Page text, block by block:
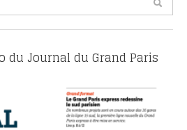
du Journal du Grand Paris